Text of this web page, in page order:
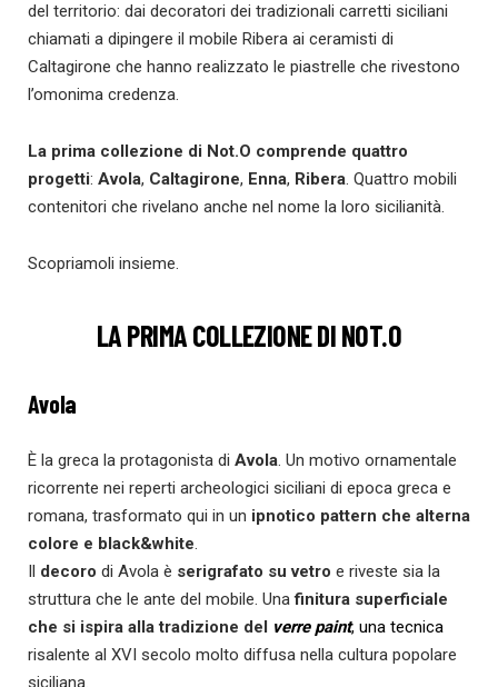
del territorio: dai decoratori dei tradizionali carretti siciliani
chiamati a dipingere il mobile Ribera ai ceramisti di
Caltagirone che hanno realizzato le piastrelle che rivestono
l’omonima credenza.
La prima collezione di Not.O comprende quattro
progetti: Avola, Caltagirone, Enna, Ribera. Quattro mobili
contenitori che rivelano anche nel nome la loro sicilianità.
Scopriamoli insieme.
LA PRIMA COLLEZIONE DI NOT.O
Avola
È la greca la protagonista di Avola. Un motivo ornamentale
ricorrente nei reperti archeologici siciliani di epoca greca e
romana, trasformato qui in un ipnotico pattern che alterna
colore e black&white.
Il decoro di Avola è serigrafato su vetro e riveste sia la
struttura che le ante del mobile. Unafinitura superficiale
che si ispira alla tradizione del verre paint, una tecnica
risalente al XVI secolo molto diffusa nella cultura popolare
siciliana.